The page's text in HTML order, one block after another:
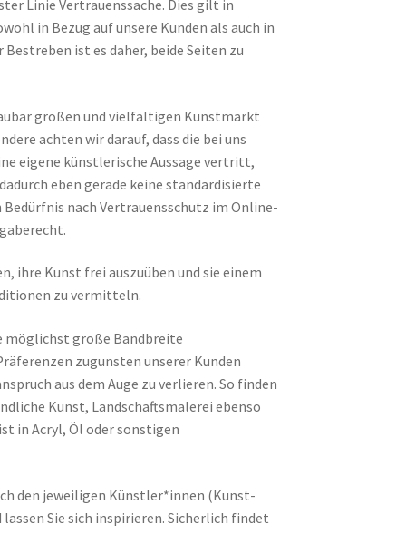
Linie Vertrauenssache. Dies gilt in
in Bezug auf unsere Kunden als auch in
ist es daher, beide Seiten zu
großen und vielfältigen Kunstmarkt
achten wir darauf, dass die bei uns
eigene künstlerische Aussage vertritt,
eben gerade keine standardisierte
nach Vertrauensschutz im Online-
ihre Kunst frei auszuüben und sie einem
zu vermitteln.
möglichst große Bandbreite
zugunsten unserer Kunden
aus dem Auge zu verlieren. So finden
Kunst, Landschaftsmalerei ebenso
in Acryl, Öl oder sonstigen
den jeweiligen Künstler*innen (Kunst-
Sie sich inspirieren. Sicherlich findet